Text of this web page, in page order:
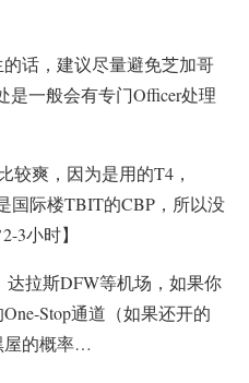
话，建议尽量避免芝加哥
是一般会有专门Officer处理
爽，因为是用的T4，
国际楼TBIT的CBP，所以没
3小时】
拉斯DFW等机场，如果你
Stop通道（如果还开的
屋的概率…